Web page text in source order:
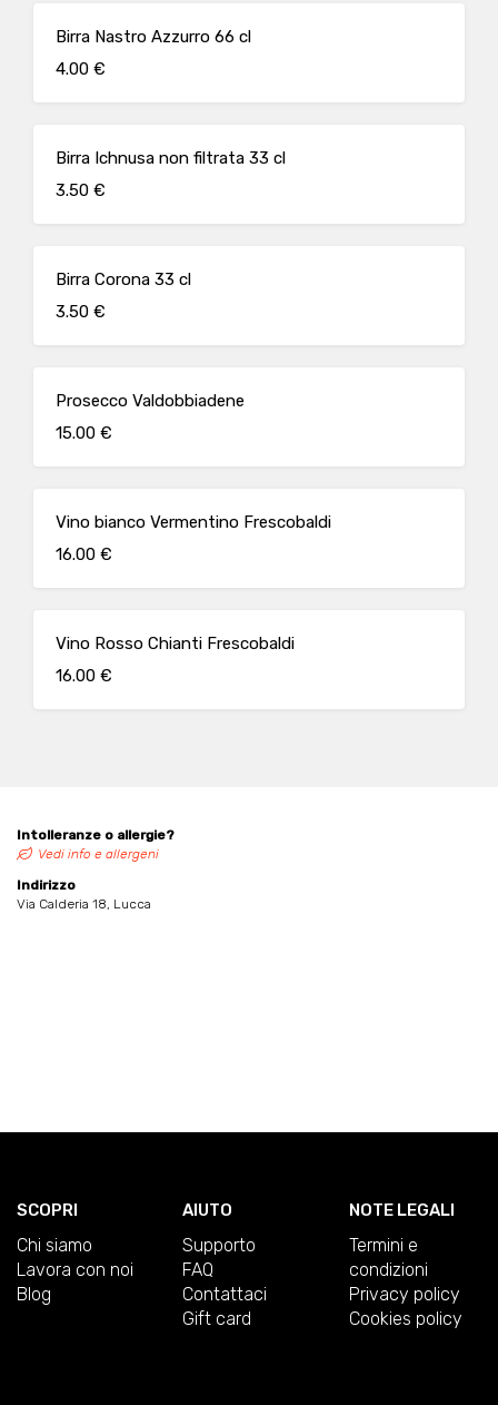
Birra Nastro Azzurro 66 cl
4.00 €
Birra Ichnusa non filtrata 33 cl
3.50 €
Birra Corona 33 cl
3.50 €
Prosecco Valdobbiadene
15.00 €
Vino bianco Vermentino Frescobaldi
16.00 €
Vino Rosso Chianti Frescobaldi
16.00 €
Intolleranze o allergie?
Vedi info e allergeni
Indirizzo
Via Calderia 18, Lucca
SCOPRI
Chi siamo
Lavora con noi
Blog
AIUTO
Supporto
FAQ
Contattaci
Gift card
NOTE LEGALI
Termini e
condizioni
Privacy policy
Cookies policy